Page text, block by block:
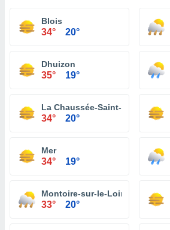
Blois
34° 20°
Dhuizon
35° 19°
La Chaussée-Saint-Victor
34° 20°
Mer
34° 19°
Montoire-sur-le-Loir
33° 20°